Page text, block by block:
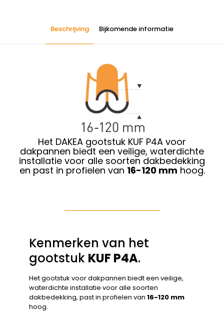
Beschrijving Bijkomende informatie
Het DAKEA gootstuk KUF P4A voor
dakpannen biedt een veilige, waterdichte
installatie voor alle soorten dakbedekking
en past in profielen van 16-120 mm hoog.
Kenmerken van het
gootstuk KUF P4A.
Het gootstuk voor dakpannen biedt een veilige,
waterdichte installatie voor alle soorten
dakbedekking, past in profielen van 16-120 mm
hoog.